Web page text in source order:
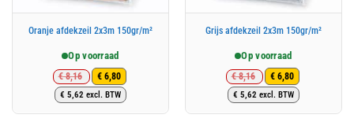
Oranje afdekzeil 2x3m 150gr/m²
Op voorraad
€8,16
Oorspronkelijke
prijs
was:
€ 6,80
Huidige
prijs
is:
€ 5,62 excl. BTW
Grijs afdekzeil 2x3m 150gr/m²
Op voorraad
€8,16
Oorspronkelijke
prijs
was:
€ 6,80
Huidige
prijs
is:
€ 5,62 excl. BTW